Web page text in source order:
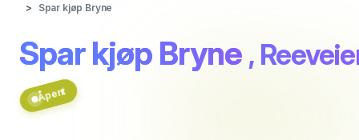
Spar kjøp Bryne
Spar kjøp Bryne ,
Åpent